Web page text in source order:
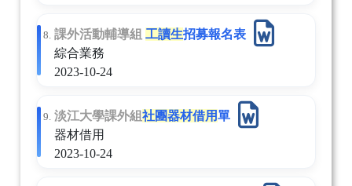
8. 課外活動輔導組 工讀生招募報名表
綜合業務
2023-10-24
9. 淡江大學課外組社團器材借用單
器材借用
2023-10-24